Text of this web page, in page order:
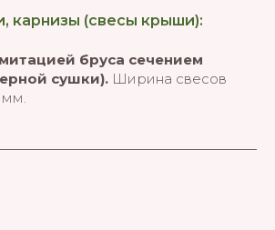
карнизы (свесы крыши):
бруса сечением
сушки). Ширина свесов
мм.